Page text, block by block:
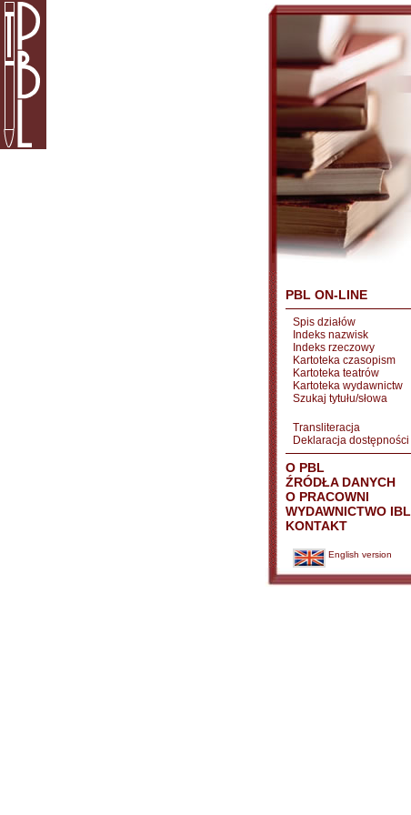
PBL ON-LINE
Spis działów
Indeks nazwisk
Indeks rzeczowy
Kartoteka czasopism
Kartoteka teatrów
Kartoteka wydawnictw
Szukaj tytułu/słowa
Transliteracja
Deklaracja dostępności
O PBL
ŹRÓDŁA DANYCH
O PRACOWNI
WYDAWNICTWO IBL
KONTAKT
English version